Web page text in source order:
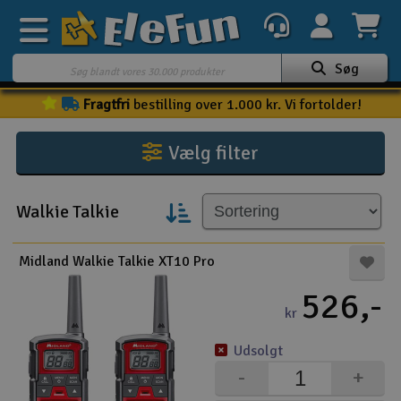
Ugens tilbud
Mine favoritter
Gavekort
3D-print
Batteri & ladere
Biler
Både
Søg
Fragtfribestilling over 1.000 kr. Vi fortolder!
Vælg filter
Walkie Talkie
Midland Walkie Talkie XT10 Pro
kr 526,-
+
-
Udsolgt